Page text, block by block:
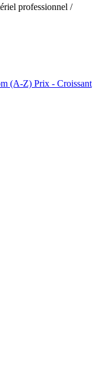
professionnel /
(A-Z) Prix - Croissant